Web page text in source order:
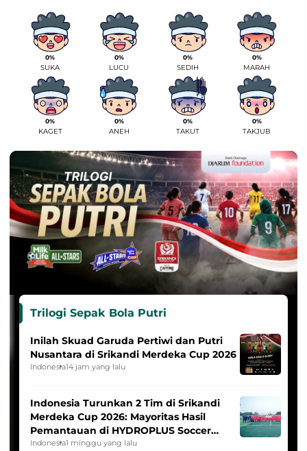
0%
SUKA
0%
LUCU
0%
SEDIH
0%
MARAH
0%
KAGET
0%
ANEH
0%
TAKUT
0%
TAKJUB
Trilogi Sepak Bola Putri
Inilah Skuad Garuda Pertiwi dan Putri
Nusantara di Srikandi Merdeka Cup 2026
Indonesia14 jam yang lalu
Indonesia Turunkan 2 Tim di Srikandi
Merdeka Cup 2026: Mayoritas Hasil
Pemantauan di HYDROPLUS Soccer
League
Indonesia1 minggu yang lalu